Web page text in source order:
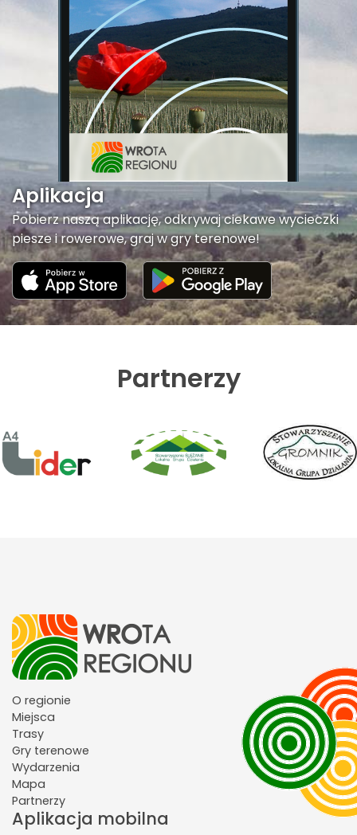
Aplikacja
Pobierz naszą aplikację, odkrywaj ciekawe wycieczki
piesze i rowerowe, graj w gry terenowe!
Partnerzy
O regionie
Miejsca
Trasy
Gry terenowe
Wydarzenia
Mapa
Partnerzy
Aplikacja mobilna